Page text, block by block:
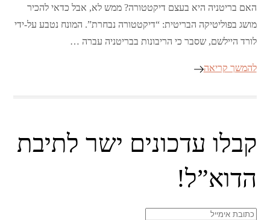
האם בריטניה היא בעצם דיקטטורה? ממש לא, אבל כדאי להכיר
מושג בפוליטיקה הבריטית: “דיקטטורה נבחרת”. המונח נטבע על-ידי
לורד היילשם, שסבר כי הריבונות בבריטניה עברה …
להמשך קריאה
קבלו עדכונים ישר לתיבת
הדוא”ל!